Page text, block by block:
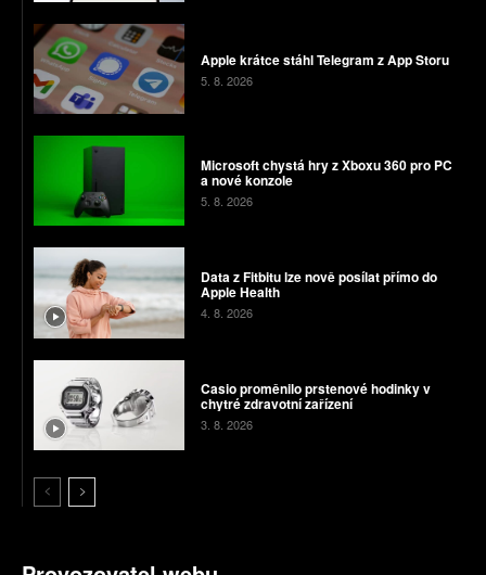
Apple krátce stáhl Telegram z App Storu
5. 8. 2026
Microsoft chystá hry z Xboxu 360 pro PC
a nové konzole
5. 8. 2026
Data z Fitbitu lze nově posílat přímo do
Apple Health
4. 8. 2026
Casio proměnilo prstenové hodinky v
chytré zdravotní zařízení
3. 8. 2026